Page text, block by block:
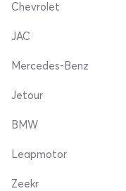
Chevrolet
JAC
Mercedes-Benz
Jetour
BMW
Leapmotor
Zeekr